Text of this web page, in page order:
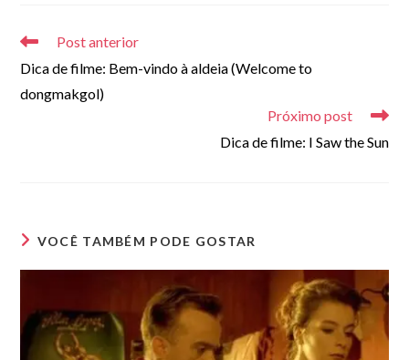
artigosPost anterior
Dica de filme: Bem-vindo à aldeia (Welcome to
dongmakgol)
Próximo post
Dica de filme: I Saw the Sun
VOCÊ TAMBÉM PODE GOSTAR